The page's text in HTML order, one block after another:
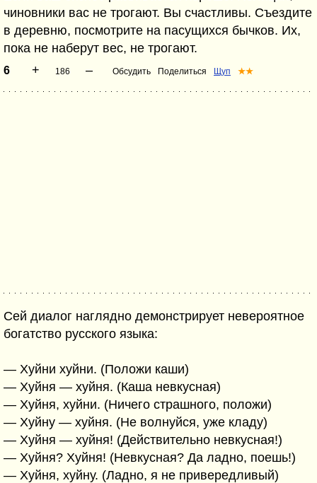
чиновники вас не трогают. Вы счастливы. Съездите
в деревню, посмотрите на пасущихся бычков. Их,
пока не наберут вес, не трогают.
6 + 186 – Обсудить Поделиться Щуп ★★
Сей диалог наглядно демонстрирует невероятное
богатство русского языка:
— Хуйни хуйни. (Положи каши)
— Хуйня — хуйня. (Каша невкусная)
— Хуйня, хуйни. (Ничего страшного, положи)
— Хуйну — хуйня. (Не волнуйся, уже кладу)
— Хуйня — хуйня! (Действительно невкусная!)
— Хуйня? Хуйня! (Невкусная? Да ладно, поешь!)
— Хуйня, хуйну. (Ладно, я не привередливый)